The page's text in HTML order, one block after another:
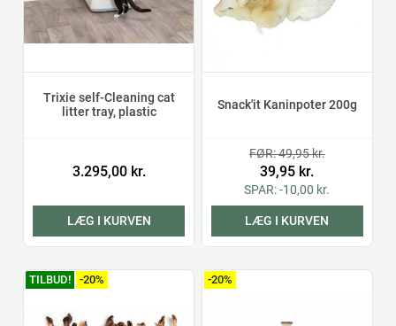
Trixie self-Cleaning cat
litter tray, plastic
3.295,00 kr.
LÆG I KURVEN
Snack'it Kaninpoter 200g
FØR: 49,95 kr.
39,95 kr.
SPAR: -10,00 kr.
LÆG I KURVEN
TILBUD! -20% -20%